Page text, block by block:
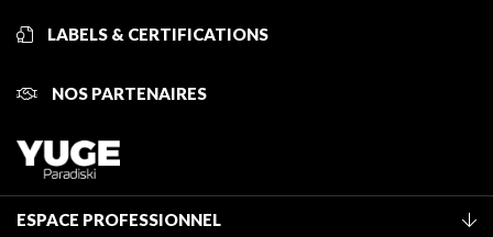
LABELS & CERTIFICATIONS
NOS PARTENAIRES
ESPACE PROFESSIONNEL